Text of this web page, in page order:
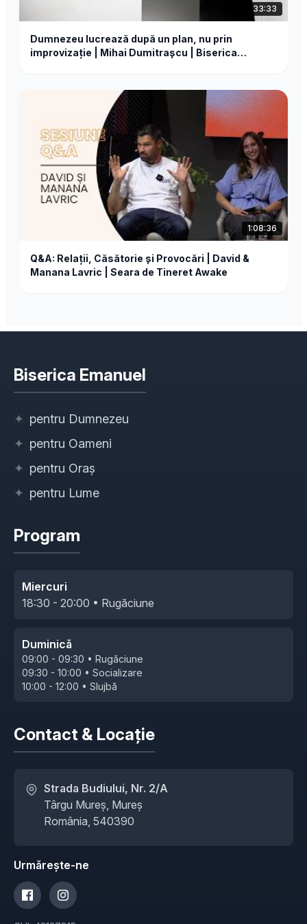
33:33
Dumnezeu lucrează după un plan, nu prin
improvizație | Mihai Dumitrașcu | Biserica
1:08:36
Q&A: Relații, Căsătorie și Provocări | David &
Manana Lavric | Seara de Tineret Awake
Biserica Emanuel
✦ pentru Dumnezeu
✦ pentru Oameni
✦ pentru Oraș
✦ pentru Lume
Program
Miercuri
18:30 - 20:00 • Rugăciune
Duminică
09:00 - 09:30 • Rugăciune
09:30 - 10:00 • Socializare
10:00 - 12:00 • Slujbă
Contact & Locație
Strada Budiului, Nr. 2/A
Târgu Mureș, Mureș
România, 540390
Urmărește-ne